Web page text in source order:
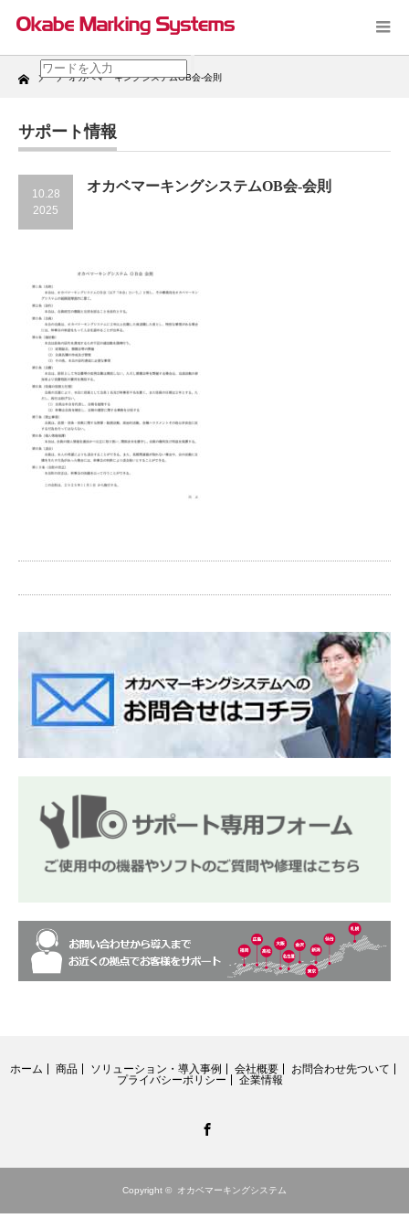
Home オカベマーキングシステムOB会-会則
サポート情報
10.28
2025
オカベマーキングシステムOB会-会則
ホーム 商品 ソリューション・導入事例 会社概要
お問合わせ先ついて
プライバシーポリシー
企業情報
Copyright © オカベマーキングシステム